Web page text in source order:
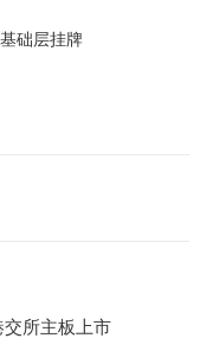
础层挂牌
所主板上市